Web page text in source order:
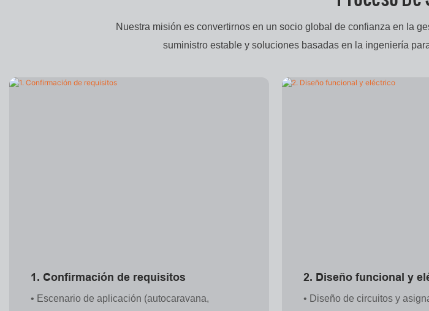
Nuestra misión es convertirnos en un socio global de confianza en la
suministro estable y soluciones basadas en la ingeniería
1. Confirmación de requisitos
• Escenario de aplicación (autocaravana,
2. Diseño funcional y
• Diseño de circuitos y